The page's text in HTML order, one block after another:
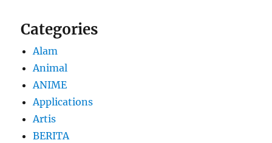
Categories
Alam
Animal
ANIME
Applications
Artis
BERITA